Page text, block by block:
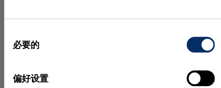
必要的
偏好设置